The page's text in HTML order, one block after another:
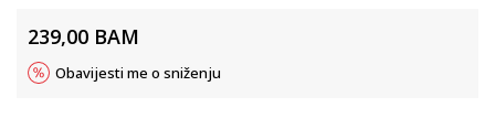
239,00 BAM
Obavijesti me o sniženju